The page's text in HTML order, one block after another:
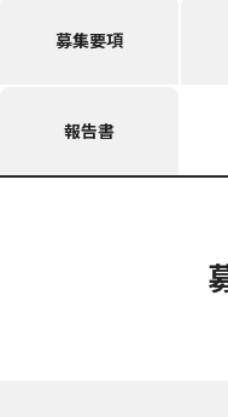
募集要項
報告書